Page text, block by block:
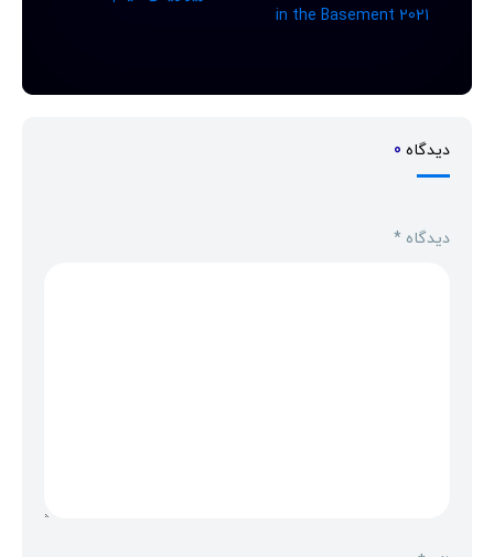
in the Basement 2021
دیدگاه 0
دیدگاه *